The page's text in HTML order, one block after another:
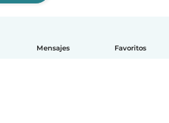
Mensajes Favoritos